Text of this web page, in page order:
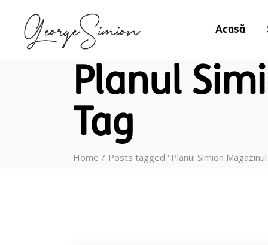
Acasă
Planul
Tag
Home Posts tagged "Planul Simion